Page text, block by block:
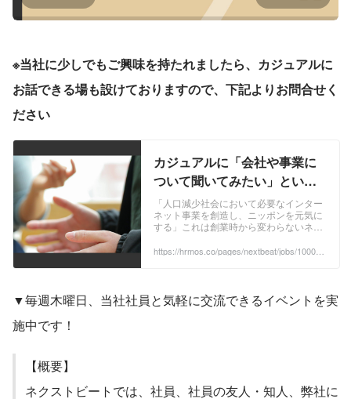
※当社に少しでもご興味を持たれましたら、カジュアルに
お話できる場も設けておりますので、下記よりお問合せく
ださい
カジュアルに「会社や事業に
ついて聞いてみたい」という
皆様へ | 株式会社ネクストビー
ト
「人口減少社会において必要なインター
ネット事業を創造し、ニッポンを元気に
する」これは創業時から変わらないネク
化、過疎化など、日本の課題を前に、取
https://hrmos.co/pages/nextbeat/jobs/100000
▼毎週木曜日、当社社員と気軽に交流できるイベントを実
施中です！
【概要】
ネクストビートでは、社員、社員の友人・知人、弊社に